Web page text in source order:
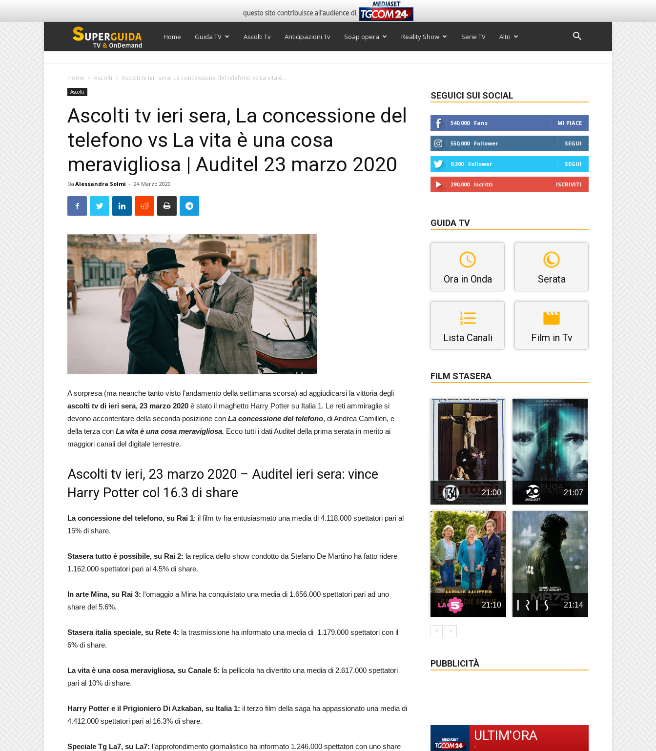
Super
Home Guida TV Ascolti Tv Anticipazioni Tv Soap opera Reality Show Serie TV Altri
Home Ascolti Ascolti tv ieri sera, La concessione del telefono vs La vita è...
Ascolti
Ascolti tv ieri sera, La concessione del
telefono vs La vita è una cosa
meravigliosa | Auditel 23 marzo 2020
Da Alessandra Solmi - 24 Marzo 2020
A sorpresa (ma neanche tanto visto l’andamento della settimana scorsa) ad aggiudicarsi la vittoria degli
ascolti tv di ieri sera, 23 marzo 2020 è stato il maghetto Harry Potter su Italia 1. Le reti ammiraglie si
devono accontentare della seconda posizione con La concessione del telefono, di Andrea Camilleri, e
della terza con La vita è una cosa meravigliosa. Ecco tutti i dati Auditel della prima serata in merito ai
maggiori canali del digitale terrestre.
Ascolti tv ieri, 23 marzo 2020 – Auditel ieri sera: vince
Harry Potter col 16.3 di share
La concessione del telefono, su Rai 1: il film tv ha entusiasmato una media di 4.118.000 spettatori pari al
15% di share.
Stasera tutto è possibile, su Rai 2: la replica dello show condotto da Stefano De Martino ha fatto ridere
1.162.000 spettatori pari al 4.5% di share.
In arte Mina, su Rai 3: l’omaggio a Mina ha conquistato una media di 1.656.000 spettatori pari ad uno
share del 5.6%.
Stasera italia speciale, su Rete 4: la trasmissione ha informato una media di 1.179.000 spettatori con il
6% di share.
La vita è una cosa meravigliosa, su Canale 5: la pellicola ha divertito una media di 2.617.000 spettatori
pari al 10% di share.
Harry Potter e il Prigioniero Di Azkaban, su Italia 1: il terzo film della saga ha appassionato una media di
4.412.000 spettatori pari al 16.3% di share.
Speciale Tg La7, su La7: l’approfondimento giornalistico ha informato 1.246.000 spettatori con uno share
SEGUICI SUI SOCIAL
540,000 Fans MI PIACE
550,000 Follower SEGUI
9,300 Follower SEGUI
290,000 Iscritti ISCRIVITI
GUIDA TV
Ora in Onda Serata
Lista Canali Film in Tv
FILM STASERA
21:00 21:07
21:10 21:14
PUBBLICITÀ
ULTIM'ORA
-